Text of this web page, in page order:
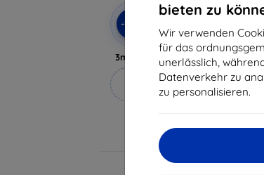
bieten zu
Wir verwenden
für das
unerlässlich,
Datenverkehr zu
zu personalisieren.
-10%
Rabatt
Gutschein
3mk Anti-Shock Schutzglas
Maßgeschneidert
hergestellt
15,21 €
Auf Lager > 5 Stk.